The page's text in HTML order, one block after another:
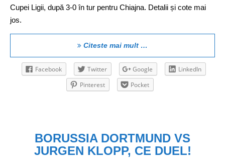
Cupei Ligii, după 3-0 în tur pentru Chiajna. Detalii și cote mai
jos.
Citeste mai mult …
Facebook Twitter Google
LinkedIn
Pinterest
Pocket
BORUSSIA DORTMUND VS
JURGEN KLOPP, CE DUEL!